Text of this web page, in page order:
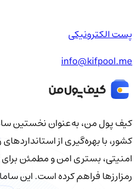
پست الکترونیکی
info@kifpool.me
کیف‌ پول من، به‌عنوان نخستین
کشور، با بهره‌گیری از
امنیتی، بستری امن و مطمئن برای
رمزارزها فراهم کرده است. این